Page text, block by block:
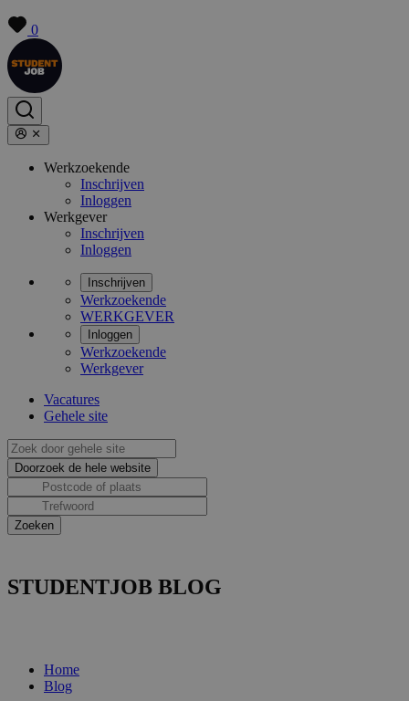
0
Werkzoekende
Inschrijven
Inloggen
Werkgever
Inschrijven
Inloggen
Inschrijven
Werkzoekende
WERKGEVER
Inloggen
Werkzoekende
Werkgever
Vacatures
Gehele site
STUDENTJOB BLOG
Home
Blog